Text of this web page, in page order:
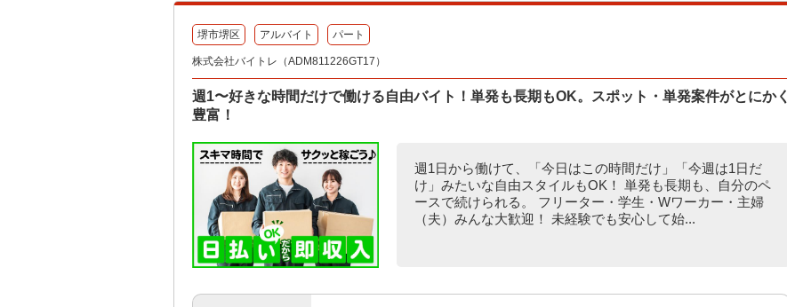
堺市堺区 アルバイト パート
株式会社バイトレ（ADM811226GT17）
週1〜好きな時間だけで働ける自由バイト！単発も長期もOK。スポット・単発案件がとにかく
豊富！
週1日から働けて、「今日はこの時間だけ」「今週は1日だ
け」みたいな自由スタイルもOK！ 単発も長期も、自分のペ
ースで続けられる。 フリーター・学生・Wワーカー・主婦
（夫）みんな大歓迎！ 未経験でも安心して始...